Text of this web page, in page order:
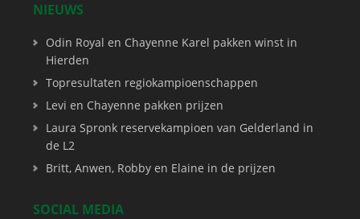
NIEUWS
Odin Royal en Chayenne Karel pakken winst in
Hierden
Topresultaten regiokampioenschappen
Levi en Chayenne pakken prijzen
Laura Spronk reservekampioen van Gelderland in
de L2
Britt, Anwen, Robby en Elaine in de prijzen
SOCIAL MEDIA